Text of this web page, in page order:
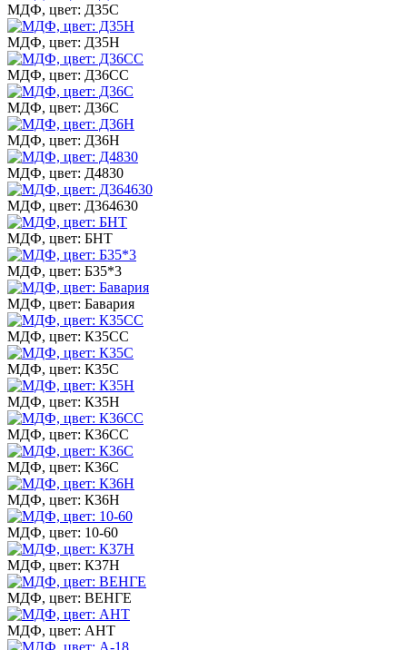
МДФ, цвет: Д35С
МДФ, цвет: Д35Н
МДФ, цвет: Д36СС
МДФ, цвет: Д36С
МДФ, цвет: Д36Н
МДФ, цвет: Д4830
МДФ, цвет: Д364630
МДФ, цвет: БНТ
МДФ, цвет: Б35*3
МДФ, цвет: Бавария
МДФ, цвет: К35СС
МДФ, цвет: К35С
МДФ, цвет: К35Н
МДФ, цвет: К36СС
МДФ, цвет: К36С
МДФ, цвет: К36Н
МДФ, цвет: 10-60
МДФ, цвет: К37Н
МДФ, цвет: ВЕНГЕ
МДФ, цвет: АНТ